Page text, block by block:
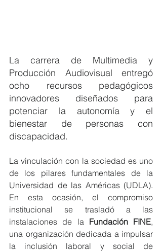
La carrera de Multimedia y
Producción Audiovisual entregó
ocho recursos pedagógicos
innovadores diseñados para
potenciar la autonomía y el
bienestar de personas con
discapacidad.
La vinculación con la sociedad es uno
de los pilares fundamentales de la
Universidad de las Américas (UDLA).
En esta ocasión, el compromiso
institucional se trasladó a las
instalaciones de la Fundación FINE,
una organización dedicada a impulsar
la inclusión laboral y social de